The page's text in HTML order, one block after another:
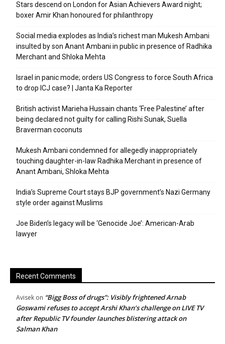
Stars descend on London for Asian Achievers Award night;
boxer Amir Khan honoured for philanthropy
Social media explodes as India’s richest man Mukesh Ambani
insulted by son Anant Ambani in public in presence of Radhika
Merchant and Shloka Mehta
Israel in panic mode; orders US Congress to force South Africa
to drop ICJ case? | Janta Ka Reporter
British activist Marieha Hussain chants ‘Free Palestine’ after
being declared not guilty for calling Rishi Sunak, Suella
Braverman coconuts
Mukesh Ambani condemned for allegedly inappropriately
touching daughter-in-law Radhika Merchant in presence of
Anant Ambani, Shloka Mehta
India’s Supreme Court stays BJP government’s Nazi Germany
style order against Muslims
Joe Biden’s legacy will be ‘Genocide Joe’: American-Arab
lawyer
Recent Comments
Avisek on “Bigg Boss of drugs”: Visibly frightened Arnab
Goswami refuses to accept Arshi Khan’s challenge on LIVE TV
after Republic TV founder launches blistering attack on
Salman Khan